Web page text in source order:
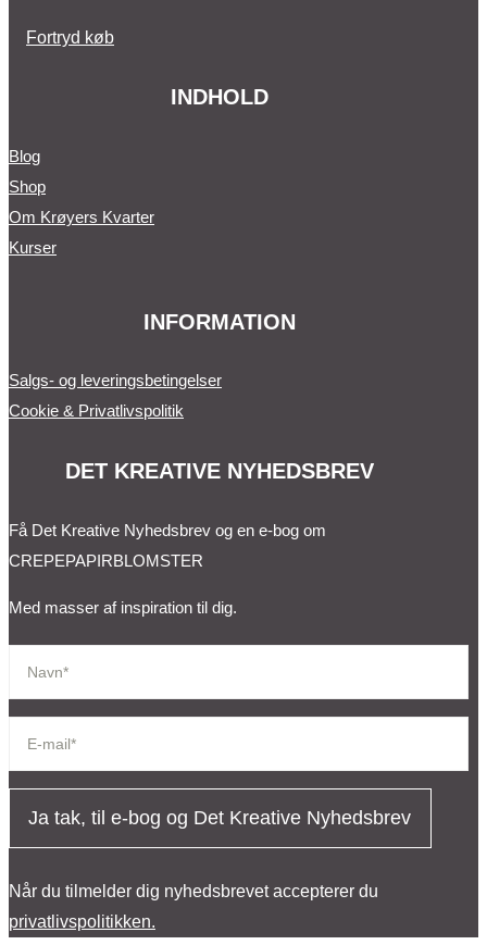
Fortryd køb
INDHOLD
Blog
Shop
Om Krøyers Kvarter
Kurser
INFORMATION
Salgs- og leveringsbetingelser
Cookie & Privatlivspolitik
DET KREATIVE NYHEDSBREV
Få Det Kreative Nyhedsbrev og en e-bog om
CREPEPAPIRBLOMSTER
Med masser af inspiration til dig.
Ja tak, til e-bog og Det Kreative Nyhedsbrev
Når du tilmelder dig nyhedsbrevet accepterer du
privatlivspolitikken.